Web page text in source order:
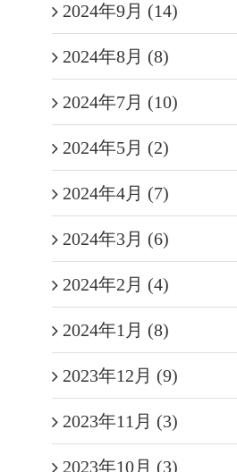
2024年9月 (14)
2024年8月 (8)
2024年7月 (10)
2024年5月 (2)
2024年4月 (7)
2024年3月 (6)
2024年2月 (4)
2024年1月 (8)
2023年12月 (9)
2023年11月 (3)
2023年10月 (3)